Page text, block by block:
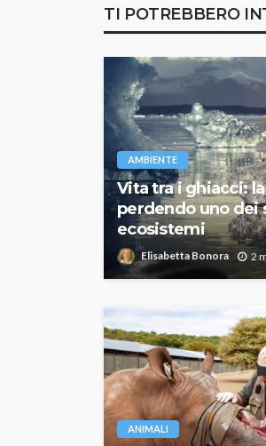
TI POTREBBERO
AMBIENTE
Vita tra i ghiacci:
perdendo uno dei
ecosistemi
Elisabetta Bonora 2
ANIMALI